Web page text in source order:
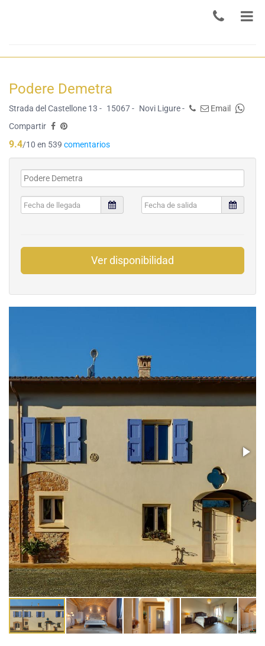
Podere Demetra
Strada del Castellone 13 - 15067 - Novi Ligure -
Email
Compartir
9.4/10 en 539 comentarios
Ver disponibilidad